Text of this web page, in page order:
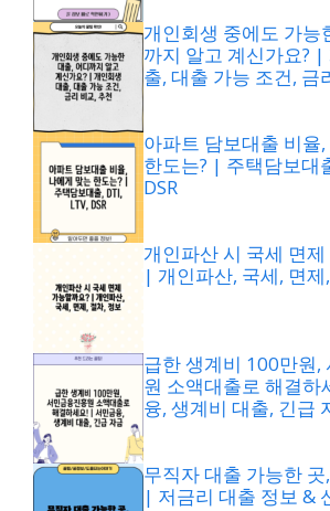
개인회생 중에도 가능
까지 알고 계신가요? |
출, 대출 가능 조건, 금
아파트 담보대출 비율
한도는? | 주택담보대
DSR
개인파산 시 국세 면
| 개인파산, 국세, 면제
급한 생계비 100만원,
원 소액대출로 해결하
융, 생계비 대출, 긴급
무직자 대출 가능한
| 저금리 대출 정보 &